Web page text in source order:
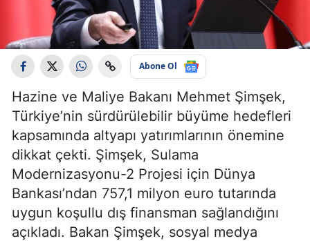
Abone Ol
Hazine ve Maliye Bakanı Mehmet Şimşek,
Türkiye’nin sürdürülebilir büyüme hedefleri
kapsamında altyapı yatırımlarının önemine
dikkat çekti. Şimşek, Sulama
Modernizasyonu-2 Projesi için Dünya
Bankası’ndan 757,1 milyon euro tutarında
uygun koşullu dış finansman sağlandığını
açıkladı. Bakan Şimşek, sosyal medya